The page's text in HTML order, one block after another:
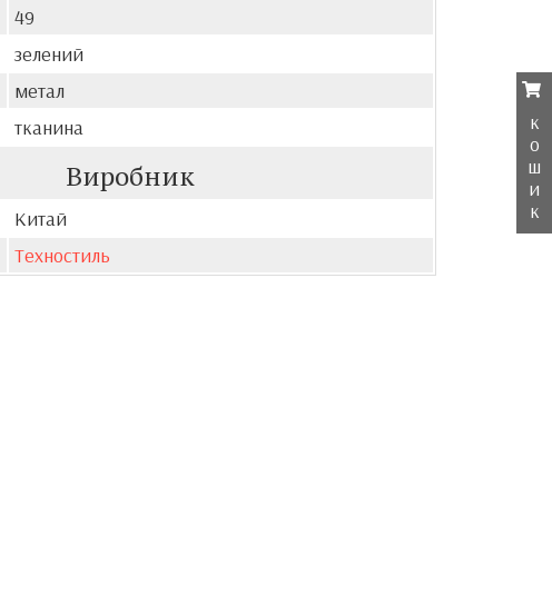
49
зелений
метал
тканина
Виробник
Китай
Техностиль
к
о
ш
и
к